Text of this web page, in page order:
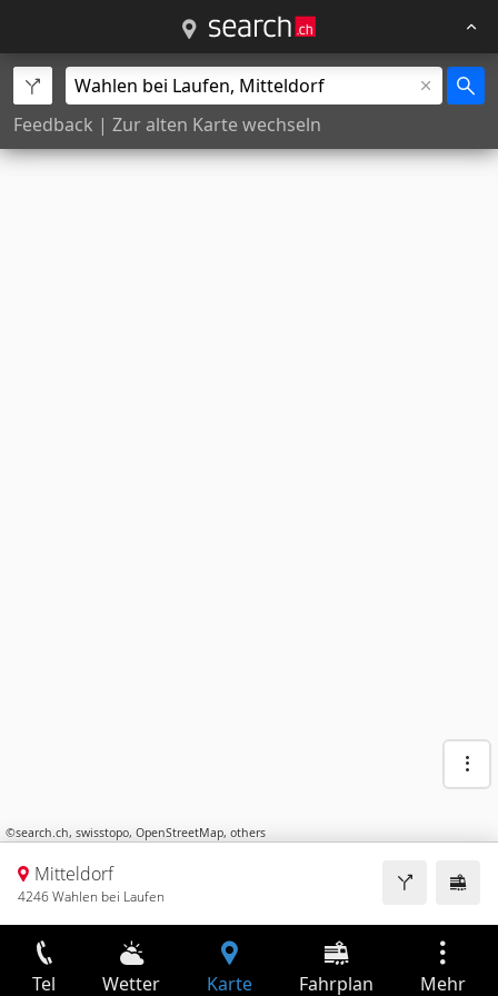
Feedback | Zur alten Karte wechseln
©search.ch, swisstopo, OpenStreetMap, others
Mitteldorf
4246 Wahlen bei Laufen
Tel Wetter Karte Fahrplan Mehr